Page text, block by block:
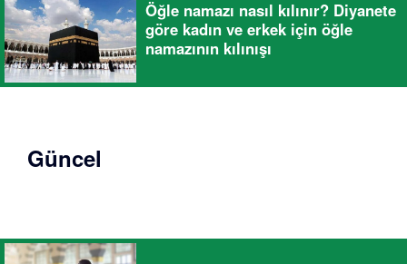
Öğle namazı nasıl kılınır? Diyanete
göre kadın ve erkek için öğle
namazının kılınışı
Güncel